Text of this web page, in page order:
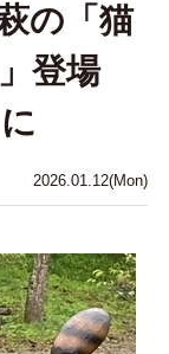
2026.01.12(Mon)
の「猫
登場